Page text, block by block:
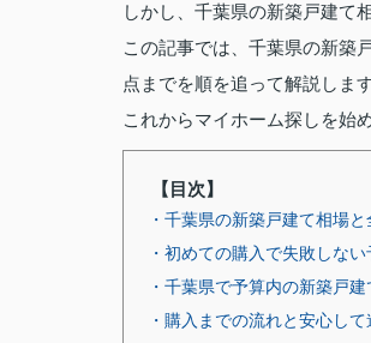
しかし、千葉県の新築戸建て
この記事では、千葉県の新築
点までを順を追って解説します
これからマイホーム探しを始
【目次】
・千葉県の新築戸建て相場
・初めての購入で失敗しな
・千葉県で予算内の新築戸
・購入までの流れと安心し